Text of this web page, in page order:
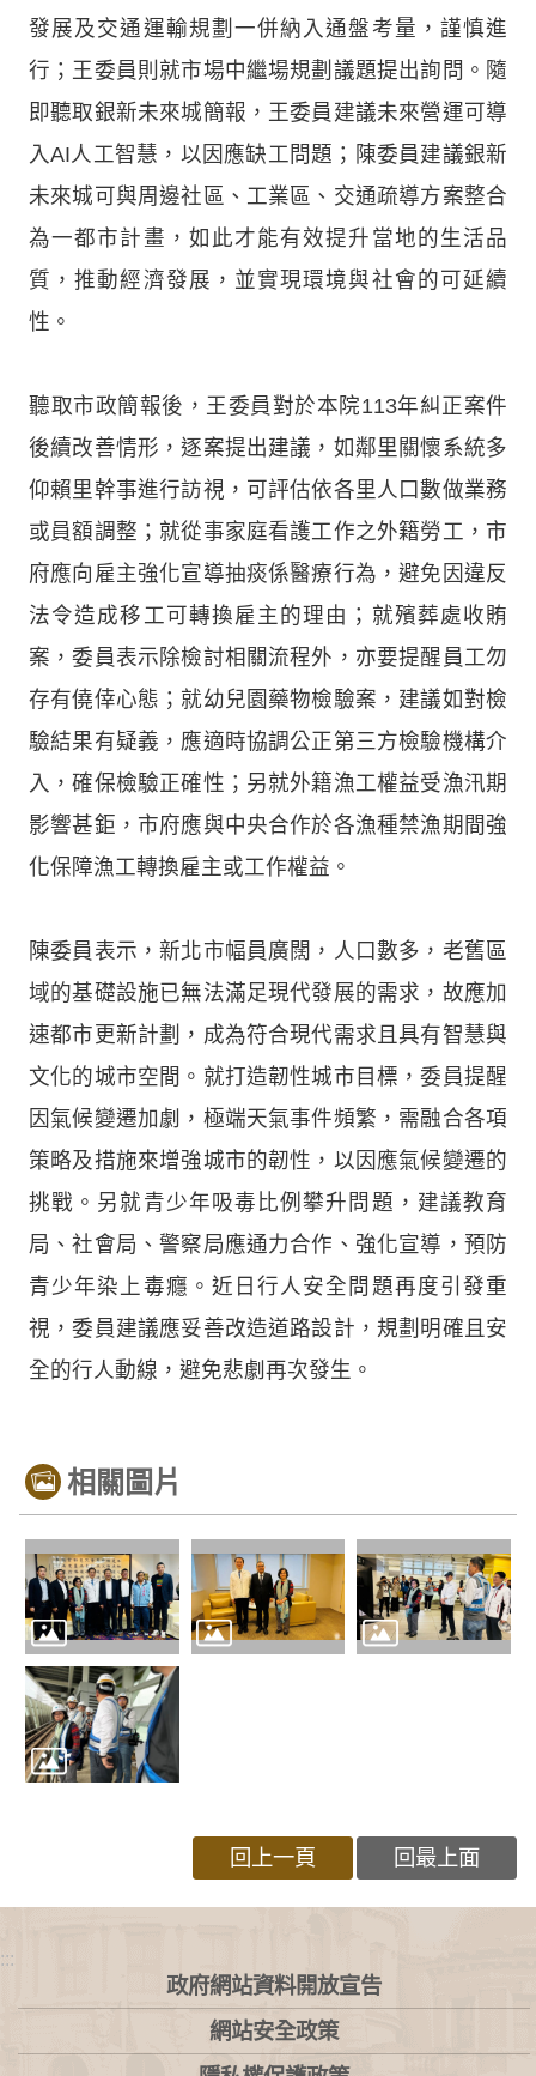
發展及交通運輸規劃一併納入通盤考量，謹慎進
行；王委員則就市場中繼場規劃議題提出詢問。隨
即聽取銀新未來城簡報，王委員建議未來營運可導
入AI人工智慧，以因應缺工問題；陳委員建議銀新
未來城可與周邊社區、工業區、交通疏導方案整合
為一都市計畫，如此才能有效提升當地的生活品
質，推動經濟發展，並實現環境與社會的可延續
性。
聽取市政簡報後，王委員對於本院113年糾正案件
後續改善情形，逐案提出建議，如鄰里關懷系統多
仰賴里幹事進行訪視，可評估依各里人口數做業務
或員額調整；就從事家庭看護工作之外籍勞工，市
府應向雇主強化宣導抽痰係醫療行為，避免因違反
法令造成移工可轉換雇主的理由；就殯葬處收賄
案，委員表示除檢討相關流程外，亦要提醒員工勿
存有僥倖心態；就幼兒園藥物檢驗案，建議如對檢
驗結果有疑義，應適時協調公正第三方檢驗機構介
入，確保檢驗正確性；另就外籍漁工權益受漁汛期
影響甚鉅，市府應與中央合作於各漁種禁漁期間強
化保障漁工轉換雇主或工作權益。
陳委員表示，新北市幅員廣闊，人口數多，老舊區
域的基礎設施已無法滿足現代發展的需求，故應加
速都市更新計劃，成為符合現代需求且具有智慧與
文化的城市空間。就打造韌性城市目標，委員提醒
因氣候變遷加劇，極端天氣事件頻繁，需融合各項
策略及措施來增強城市的韌性，以因應氣候變遷的
挑戰。另就青少年吸毒比例攀升問題，建議教育
局、社會局、警察局應通力合作、強化宣導，預防
青少年染上毒癮。近日行人安全問題再度引發重
視，委員建議應妥善改造道路設計，規劃明確且安
全的行人動線，避免悲劇再次發生。
相關圖片
回上一頁 回最上面
:::
政府網站資料開放宣告
網站安全政策